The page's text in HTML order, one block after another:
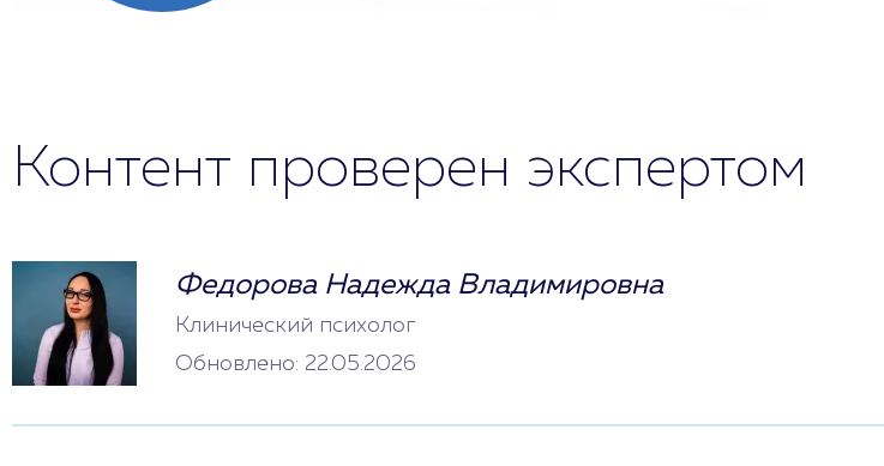
Контент проверен экспертом
Федорова Надежда Владимировна
Клинический психолог
Обновлено: 22.05.2026